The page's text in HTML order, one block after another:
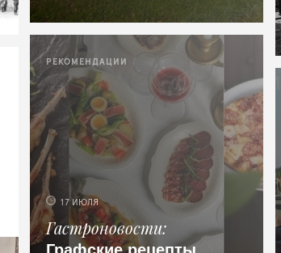
РЕКОМЕНДАЦИИ
17 ИЮЛЯ
Гастроновости